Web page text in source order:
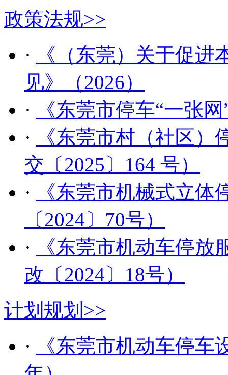
政策法规>>
·
《（东莞）关于促
见》（2026）
·
《东莞市停车“一张
·
《东莞市村（社区
交〔2025〕164 号）
·
《东莞市机械式立
〔2024〕70号）
·
《东莞市机动车停
改〔2024〕18号）
计划规划 >>
·
《东莞市机动车停车